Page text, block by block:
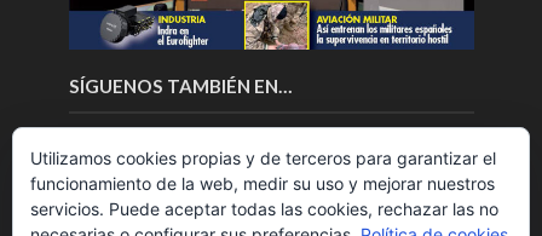
SÍGUENOS TAMBIÉN EN…
Utilizamos cookies propias y de terceros para garantizar el
funcionamiento de la web, medir su uso y mejorar nuestros
servicios. Puede aceptar todas las cookies, rechazar las no